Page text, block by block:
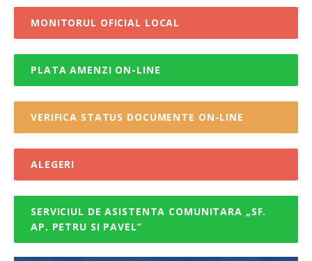
MONITORUL OFICIAL LOCAL
PLATA AMENZI ON-LINE
VERIFICA STATUS DOCUMENTE ON-LINE
ALEGERI
SERVICIUL DE ASISTENTA COMUNITARA „SF.
AP. PETRU SI PAVEL”